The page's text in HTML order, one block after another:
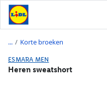
/ Korte broeken
ESMARA MEN
Heren sweatshort